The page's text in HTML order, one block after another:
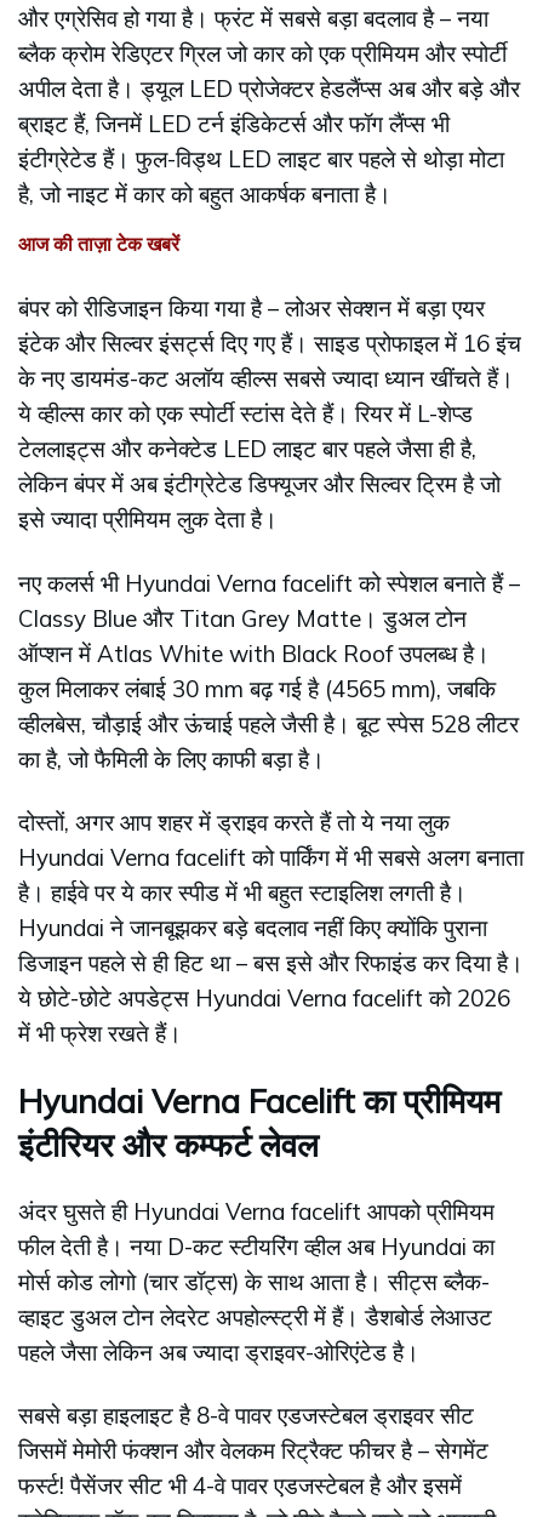
और एग्रेसिव हो गया है। फ्रंट में सबसे बड़ा बदलाव है – नया
ब्लैक क्रोम रेडिएटर ग्रिल जो कार को एक प्रीमियम और स्पोर्टी
अपील देता है। ड्यूल LED प्रोजेक्टर हेडलैंप्स अब और बड़े और
ब्राइट हैं, जिनमें LED टर्न इंडिकेटर्स और फॉग लैंप्स भी
इंटीग्रेटेड हैं। फुल-विड्थ LED लाइट बार पहले से थोड़ा मोटा
है, जो नाइट में कार को बहुत आकर्षक बनाता है।
आज की ताज़ा टेक खबरें
बंपर को रीडिजाइन किया गया है – लोअर सेक्शन में बड़ा एयर
इंटेक और सिल्वर इंसर्ट्स दिए गए हैं। साइड प्रोफाइल में 16 इंच
के नए डायमंड-कट अलॉय व्हील्स सबसे ज्यादा ध्यान खींचते हैं।
ये व्हील्स कार को एक स्पोर्टी स्टांस देते हैं। रियर में L-शेप्ड
टेललाइट्स और कनेक्टेड LED लाइट बार पहले जैसा ही है,
लेकिन बंपर में अब इंटीग्रेटेड डिफ्यूजर और सिल्वर ट्रिम है जो
इसे ज्यादा प्रीमियम लुक देता है।
नए कलर्स भी Hyundai Verna facelift को स्पेशल बनाते हैं –
Classy Blue और Titan Grey Matte। डुअल टोन
ऑप्शन में Atlas White with Black Roof उपलब्ध है।
कुल मिलाकर लंबाई 30 mm बढ़ गई है (4565 mm), जबकि
व्हीलबेस, चौड़ाई और ऊंचाई पहले जैसी है। बूट स्पेस 528 लीटर
का है, जो फैमिली के लिए काफी बड़ा है।
दोस्तों, अगर आप शहर में ड्राइव करते हैं तो ये नया लुक
Hyundai Verna facelift को पार्किंग में भी सबसे अलग बनाता
है। हाईवे पर ये कार स्पीड में भी बहुत स्टाइलिश लगती है।
Hyundai ने जानबूझकर बड़े बदलाव नहीं किए क्योंकि पुराना
डिजाइन पहले से ही हिट था – बस इसे और रिफाइंड कर दिया है।
ये छोटे-छोटे अपडेट्स Hyundai Verna facelift को 2026
में भी फ्रेश रखते हैं।
Hyundai Verna Facelift का प्रीमियम
इंटीरियर और कम्फर्ट लेवल
अंदर घुसते ही Hyundai Verna facelift आपको प्रीमियम
फील देती है। नया D-कट स्टीयरिंग व्हील अब Hyundai का
मोर्स कोड लोगो (चार डॉट्स) के साथ आता है। सीट्स ब्लैक-
व्हाइट डुअल टोन लेदरेट अपहोल्स्ट्री में हैं। डैशबोर्ड लेआउट
पहले जैसा लेकिन अब ज्यादा ड्राइवर-ओरिएंटेड है।
सबसे बड़ा हाइलाइट है 8-वे पावर एडजस्टेबल ड्राइवर सीट
जिसमें मेमोरी फंक्शन और वेलकम रिट्रैक्ट फीचर है – सेगमेंट
फर्स्ट! पैसेंजर सीट भी 4-वे पावर एडजस्टेबल है और इसमें